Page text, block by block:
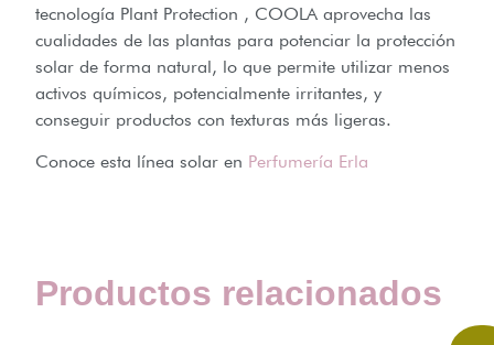
tecnología Plant Protection , COOLA aprovecha las
cualidades de las plantas para potenciar la protección
solar de forma natural, lo que permite utilizar menos
activos químicos, potencialmente irritantes, y
conseguir productos con texturas más ligeras.
Conoce esta línea solar en Perfumería Erla
Productos relacionados